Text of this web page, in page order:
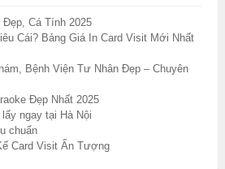
Đẹp, Cá Tính 2025
Cái? Bảng Giá In Card Visit Mới Nhất
Bệnh Viện Tư Nhân Đẹp – Chuyên
Đẹp Nhất 2025
ngay tại Hà Nội
chuẩn
Card Visit Ấn Tượng